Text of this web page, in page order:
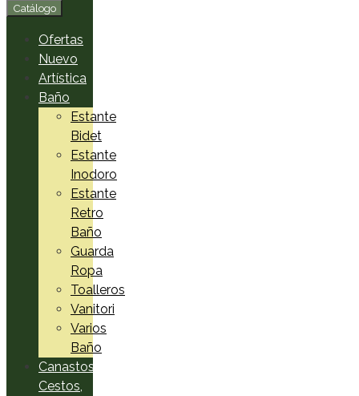
Catálogo
Ofertas
Nuevo
Artística
Baño
Estante
Bidet
Estante
Inodoro
Estante
Retro
Baño
Guarda
Ropa
Toalleros
Vanitori
Varios
Baño
Canastos,
Cestos,